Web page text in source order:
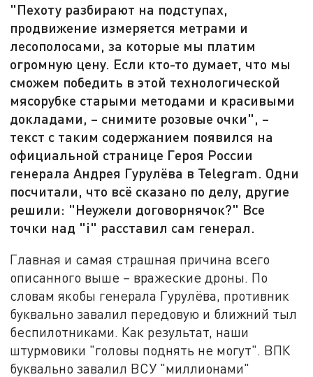
"Пехоту разбирают на подступах,
продвижение измеряется метрами и
лесополосами, за которые мы платим
огромную цену. Если кто-то думает, что мы
сможем победить в этой технологической
мясорубке старыми методами и красивыми
докладами, – снимите розовые очки", –
текст с таким содержанием появился на
официальной странице Героя России
генерала Андрея Гурулёва в Telegram. Одни
посчитали, что всё сказано по делу, другие
решили: "Неужели договорнячок?" Все
точки над "i" расставил сам генерал.
Главная и самая страшная причина всего
описанного выше – вражеские дроны. По
словам якобы генерала Гурулёва, противник
буквально завалил передовую и ближний тыл
беспилотниками. Как результат, наши
штурмовики "головы поднять не могут". ВПК
буквально завалил ВСУ "миллионами"